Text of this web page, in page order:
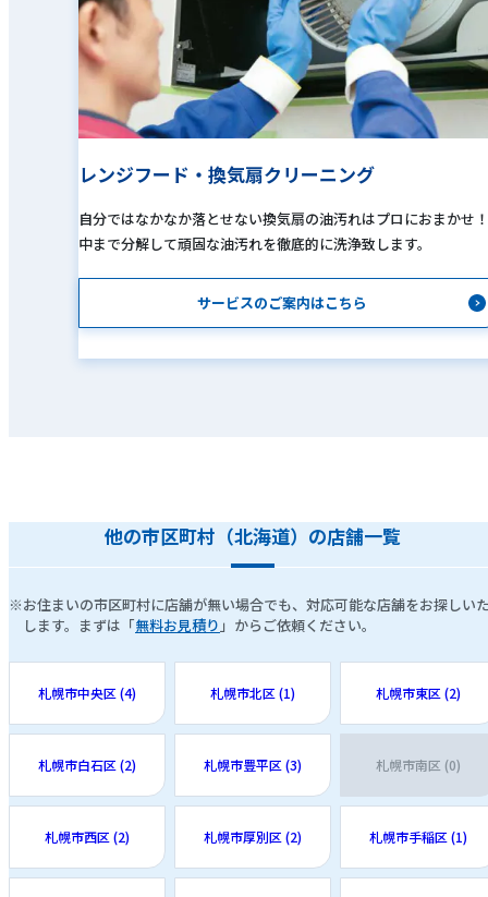
レンジフード・換気扇クリーニング
自分ではなかなか落とせない換気扇の油汚れはプロにおまかせ！
中まで分解して頑固な油汚れを徹底的に洗浄致します。
サービスのご案内はこちら
他の市区町村（北海道）の店舗一覧
※お住まいの市区町村に店舗が無い場合でも、対応可能な店舗をお探しい
します。まずは「無料お見積り 」からご依頼ください。
札幌市中央区 (4) 札幌市北区 (1) 札幌市東区 (2)
札幌市白石区 (2) 札幌市豊平区 (3) 札幌市南区 (0)
札幌市西区 (2) 札幌市厚別区 (2) 札幌市手稲区 (1)